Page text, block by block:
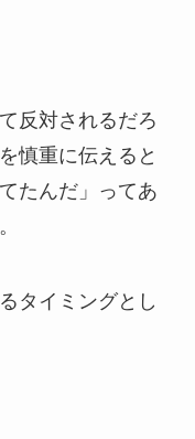
反対されるだろ
慎重に伝えると
たんだ」ってあ
タイミングとし